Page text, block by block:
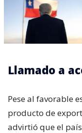
Llamado a
Pese al favorable
producto de
advirtió que el